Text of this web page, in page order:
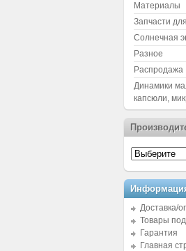
Материалы
Запчасти
Солнечная
Разное
Распродажа
Динамики
капсюли,
Доставка/
Товары под
Гарантия
Главная